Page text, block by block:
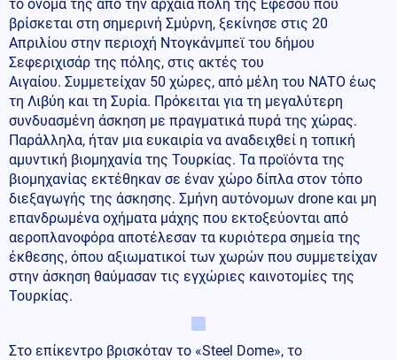
το όνομά της από την αρχαία πόλη της Εφέσου που
βρίσκεται στη σημερινή Σμύρνη, ξεκίνησε στις 20
Απριλίου στην περιοχή Ντογκάνμπεϊ του δήμου
Σεφεριχισάρ της πόλης, στις ακτές του
Αιγαίου. Συμμετείχαν 50 χώρες, από μέλη του ΝΑΤΟ έως
τη Λιβύη και τη Συρία. Πρόκειται για τη μεγαλύτερη
συνδυασμένη άσκηση με πραγματικά πυρά της χώρας.
Παράλληλα, ήταν μια ευκαιρία να αναδειχθεί η τοπική
αμυντική βιομηχανία της Τουρκίας. Τα προϊόντα της
βιομηχανίας εκτέθηκαν σε έναν χώρο δίπλα στον τόπο
διεξαγωγής της άσκησης. Σμήνη αυτόνομων drone και μη
επανδρωμένα οχήματα μάχης που εκτοξεύονται από
αεροπλανοφόρα αποτέλεσαν τα κυριότερα σημεία της
έκθεσης, όπου αξιωματικοί των χωρών που συμμετείχαν
στην άσκηση θαύμασαν τις εγχώριες καινοτομίες της
Τουρκίας.
Στο επίκεντρο βρισκόταν το «Steel Dome», το